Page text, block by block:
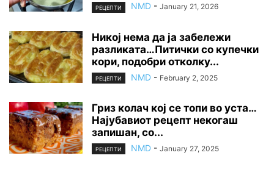
РЕЦЕПТИ NMD - January 21, 2026
Никој нема да ја забележи
разликата…Питички со купечки
кори, подобри отколку...
РЕЦЕПТИ NMD - February 2, 2025
Гриз колач кој се топи во уста…
Најубавиот рецепт некогаш
запишан, со...
РЕЦЕПТИ NMD - January 27, 2025